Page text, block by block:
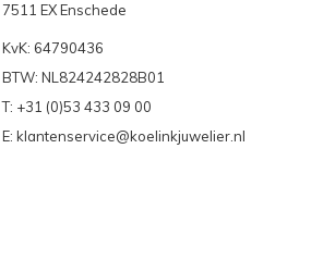
7511 EX Enschede
KvK: 64790436
BTW: NL824242828B01
T: +31 (0)53 433 09 00
E: klantenservice@koelinkjuwelier.nl